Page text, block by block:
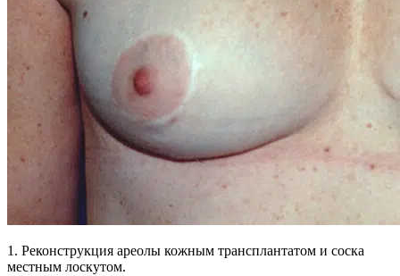
1. Реконструкция ареолы кожным трансплантатом и соска
местным лоскутом.